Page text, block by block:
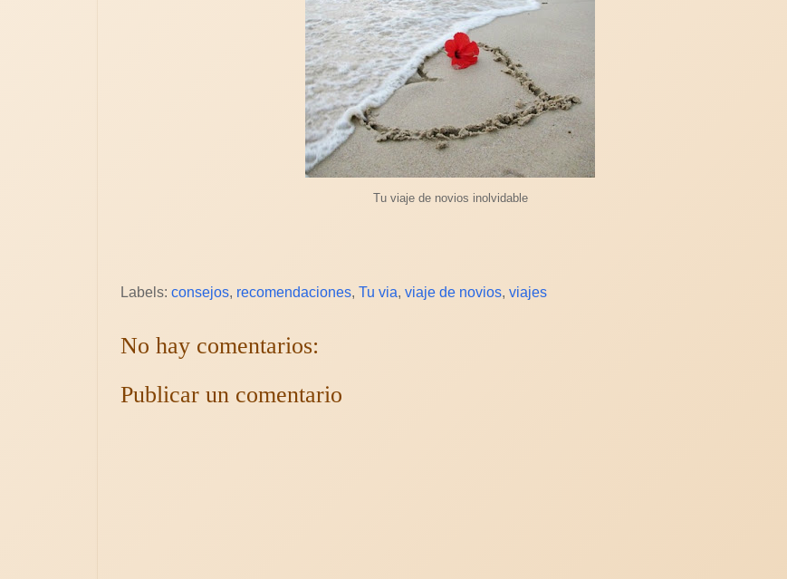
Tu viaje de novios inolvidable
Labels: consejos, recomendaciones, Tu via, viaje de novios, viajes
No hay comentarios:
Publicar un comentario